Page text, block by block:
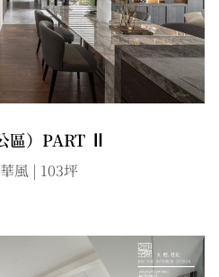
區）PART Ⅱ
風 | 103坪